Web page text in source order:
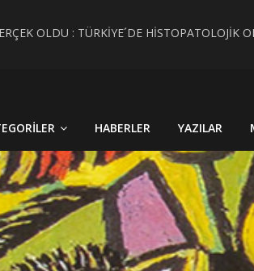
OLDU : TÜRKİYE´DE
HABERLER YAZILAR